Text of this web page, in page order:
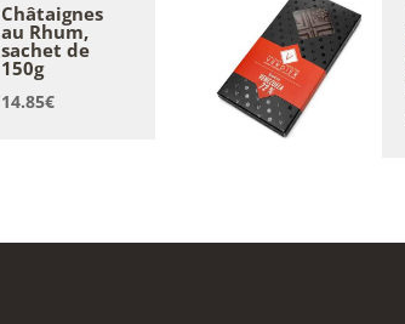
Châtaignes
au Rhum,
sachet de
150g
14.85€